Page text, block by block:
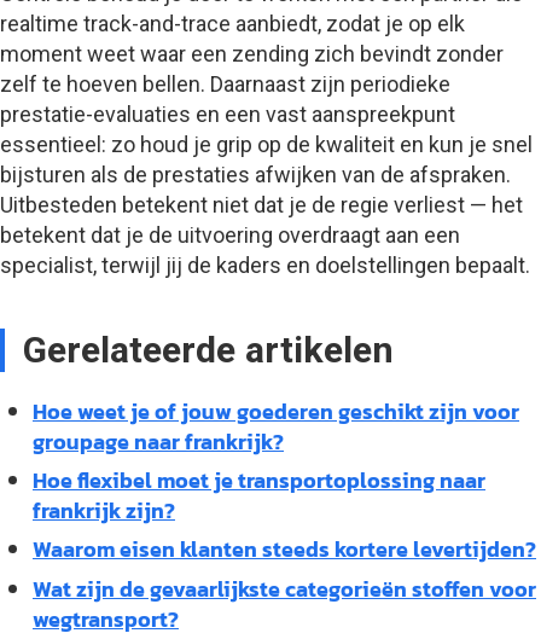
realtime track-and-trace aanbiedt, zodat je op elk
moment weet waar een zending zich bevindt zonder
zelf te hoeven bellen. Daarnaast zijn periodieke
prestatie-evaluaties en een vast aanspreekpunt
essentieel: zo houd je grip op de kwaliteit en kun je snel
bijsturen als de prestaties afwijken van de afspraken.
Uitbesteden betekent niet dat je de regie verliest — het
betekent dat je de uitvoering overdraagt aan een
specialist, terwijl jij de kaders en doelstellingen bepaalt.
Gerelateerde artikelen
Hoe weet je of jouw goederen geschikt zijn voor
groupage naar frankrijk?
Hoe flexibel moet je transportoplossing naar
frankrijk zijn?
Waarom eisen klanten steeds kortere levertijden?
Wat zijn de gevaarlijkste categorieën stoffen voor
wegtransport?